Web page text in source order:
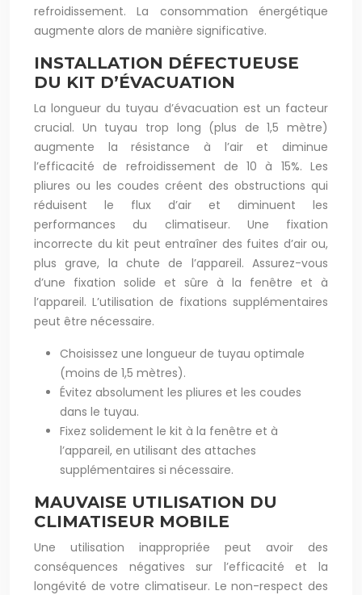
refroidissement. La consommation énergétique
augmente alors de manière significative.
INSTALLATION DÉFECTUEUSE
DU KIT D’ÉVACUATION
La longueur du tuyau d’évacuation est un facteur
crucial. Un tuyau trop long (plus de 1,5 mètre)
augmente la résistance à l’air et diminue
l’efficacité de refroidissement de 10 à 15%. Les
pliures ou les coudes créent des obstructions qui
réduisent le flux d’air et diminuent les
performances du climatiseur. Une fixation
incorrecte du kit peut entraîner des fuites d’air ou,
plus grave, la chute de l’appareil. Assurez-vous
d’une fixation solide et sûre à la fenêtre et à
l’appareil. L’utilisation de fixations supplémentaires
peut être nécessaire.
Choisissez une longueur de tuyau optimale
(moins de 1,5 mètres).
Évitez absolument les pliures et les coudes
dans le tuyau.
Fixez solidement le kit à la fenêtre et à
l’appareil, en utilisant des attaches
supplémentaires si nécessaire.
MAUVAISE UTILISATION DU
CLIMATISEUR MOBILE
Une utilisation inappropriée peut avoir des
conséquences négatives sur l’efficacité et la
longévité de votre climatiseur. Le non-respect des